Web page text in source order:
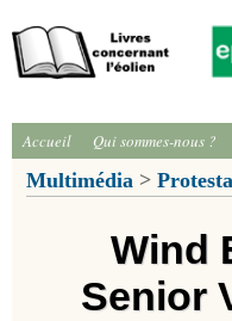
Accueil Qui sommes-nous ?
Multimédia >
Wind
Senior